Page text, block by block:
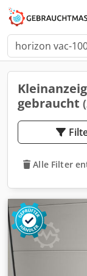
gebraucht
Alle Filter